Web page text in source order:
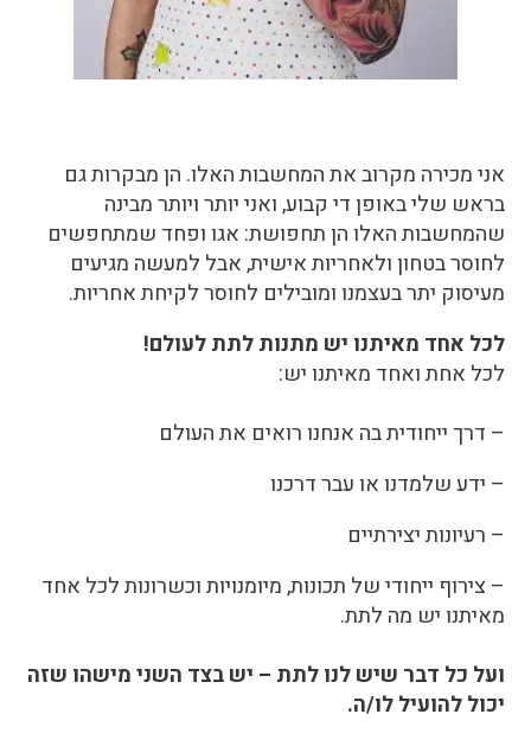
אני מכירה מקרוב את המחשבות האלו. הן מבקרות גם
בראש שלי באופן די קבוע, ואני יותר ויותר מבינה
שהמחשבות האלו הן תחפושת: אגו ופחד שמתחפשים
לחוסר בטחון ולאחריות אישית, אבל למעשה מגיעים
מעיסוק יתר בעצמנו ומובילים לחוסר לקיחת אחריות.
לכל אחד מאיתנו יש מתנות לתת לעולם!
לכל אחת ואחד מאיתנו יש:
– דרך ייחודית בה אנחנו רואים את העולם
– ידע שלמדנו או עבר דרכנו
– רעיונות יצירתיים
– צירוף ייחודי של תכונות, מיומנויות וכשרונות לכל אחד
מאיתנו יש מה לתת.
ועל כל דבר שיש לנו לתת – יש בצד השני מישהו שזה
יכול להועיל לו/ה.